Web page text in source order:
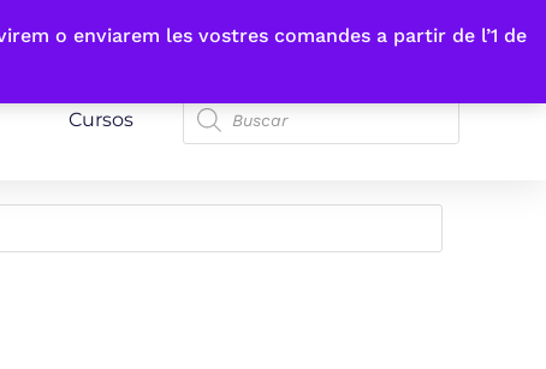
o enviarem les vostres comandes a partir de l’1 de
Cursos